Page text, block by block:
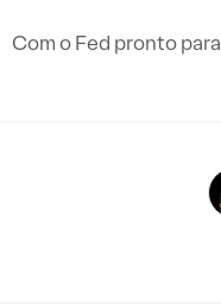
Com o Fed pronto